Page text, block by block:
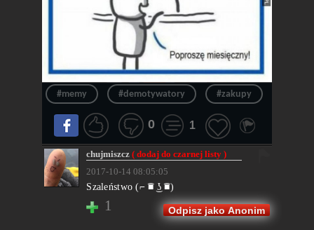
#memy #demotywatory #zakupy
0 1
chujmiszcz( dodaj do czarnej listy )
2017-10-14 08:05:05
Szaleństwo (⌐ ͡■ ͜ʖ ͡■)
1 Odpisz jako Anonim